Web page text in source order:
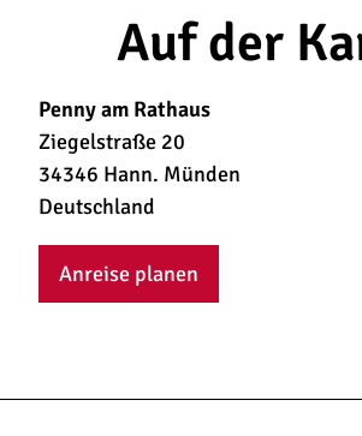
Auf der
Penny am Rathaus
Ziegelstraße 20
34346 Hann. Münden
Deutschland
Anreise planen